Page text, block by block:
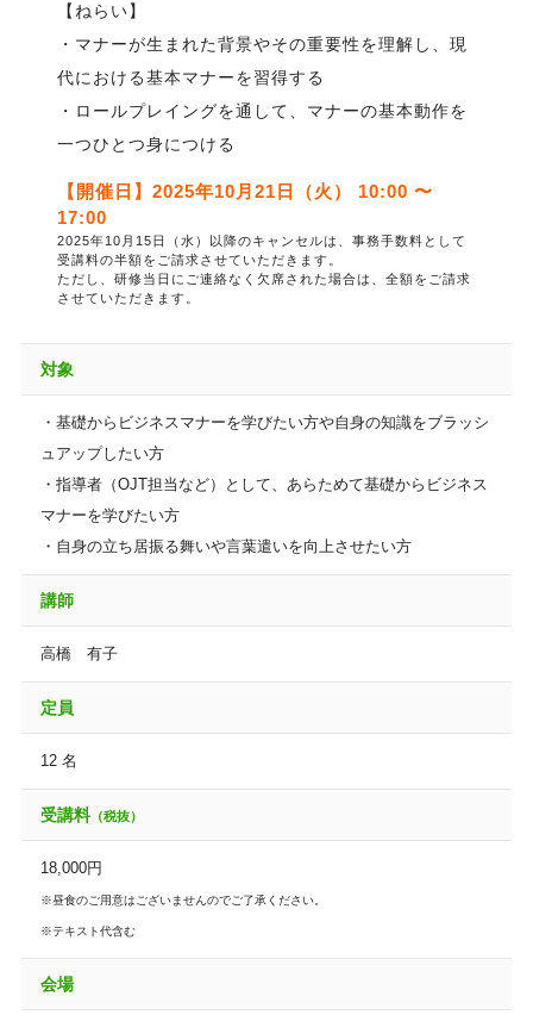
【ねらい】
・マナーが生まれた背景やその重要性を理解し、現
代における基本マナーを習得する
・ロールプレイングを通して、マナーの基本動作を
一つひとつ身につける
【開催日】2025年10月21日（火） 10:00 〜
17:00
2025年10月15日（水）以降のキャンセルは、事務手数料として
受講料の半額をご請求させていただきます。
ただし、研修当日にご連絡なく欠席された場合は、全額をご請求
させていただきます。
対象
・基礎からビジネスマナーを学びたい方や自身の知識をブラッシ
ュアップしたい方
・指導者（OJT担当など）として、あらためて基礎からビジネス
マナーを学びたい方
・自身の立ち居振る舞いや言葉遣いを向上させたい方
講師
高橋 有子
定員
12 名
受講料（税抜）
18,000円
※昼食のご用意はございませんのでご了承ください。
※テキスト代含む
会場